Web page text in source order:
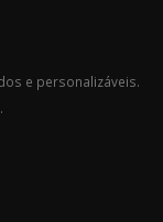
e personalizáveis.